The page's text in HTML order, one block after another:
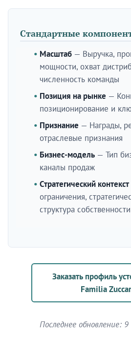
Стандартные
Масштаб — Выручка,
мощности, охват
численность команды
Позиция на рынке —
позиционирование и
Признание — Награды,
отраслевые признания
Бизнес-модель — Тип
каналы продаж
Стратегический контекст
ограничения,
структура собственности
Заказать профиль
Familia
Последнее обновление: